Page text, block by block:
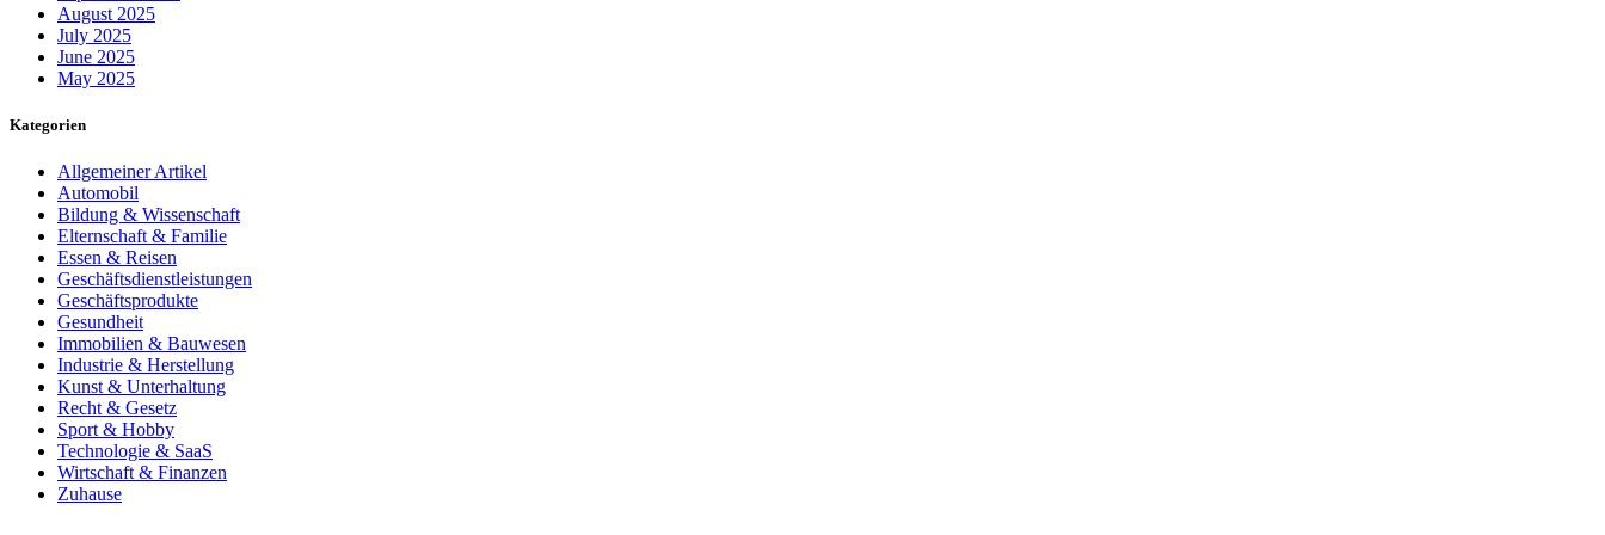
August 2025
July 2025
June 2025
May 2025
Kategorien
Allgemeiner Artikel
Automobil
Bildung & Wissenschaft
Elternschaft & Familie
Essen & Reisen
Geschäftsdienstleistungen
Geschäftsprodukte
Gesundheit
Immobilien & Bauwesen
Industrie & Herstellung
Kunst & Unterhaltung
Recht & Gesetz
Sport & Hobby
Technologie & SaaS
Wirtschaft & Finanzen
Zuhause